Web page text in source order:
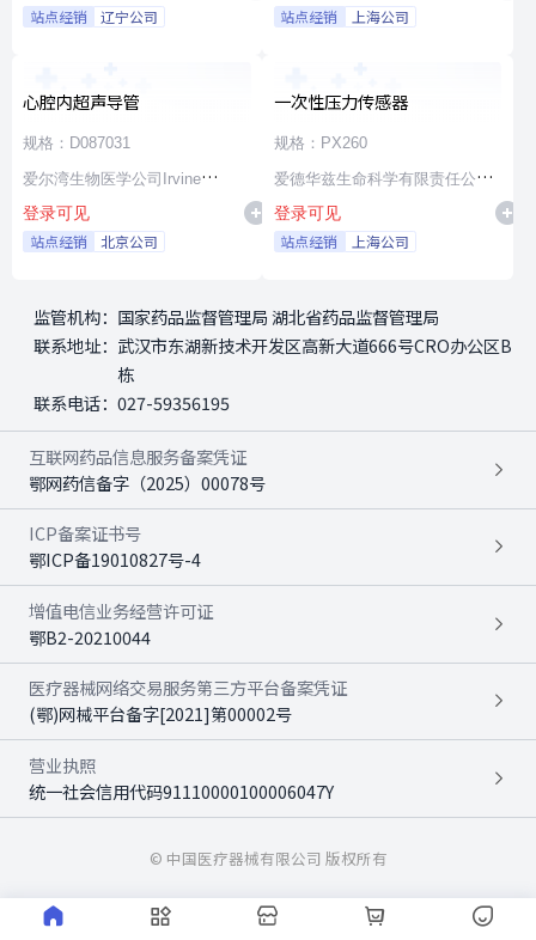
站点经销 辽宁公司 站点经销 上海公司
心腔内超声导管
规格：D087031
爱尔湾生物医学公司Irvine
Biomedical,Inc. a St. Jude
Medical Company
登录可见
站点经销 北京公司
一次性压力传感器
规格：PX260
爱德华兹生命科学有限责任公司
Edwards Lifesciences LLC
登录可见
站点经销 上海公司
监管机构： 国家药品监督管理局 湖北省药品监督管理局
联系地址： 武汉市东湖新技术开发区高新大道666号CRO办公区B
栋
联系电话： 027-59356195
互联网药品信息服务备案凭证
鄂网药信备字（2025）00078号
ICP备案证书号
鄂ICP备19010827号-4
增值电信业务经营许可证
鄂B2-20210044
医疗器械网络交易服务第三方平台备案凭证
(鄂)网械平台备字[2021]第00002号
营业执照
统一社会信用代码91110000100006047Y
© 中国医疗器械有限公司 版权所有